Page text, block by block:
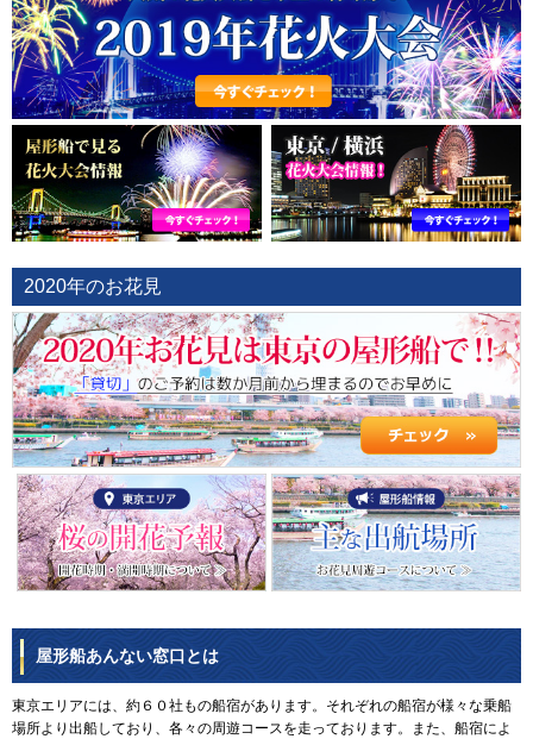
2020年のお花見
屋形船あんない窓口とは
東京エリアには、約６０社もの船宿があります。それぞれの船宿が様々な乗船
場所より出船しており、各々の周遊コースを走っております。また、船宿によ